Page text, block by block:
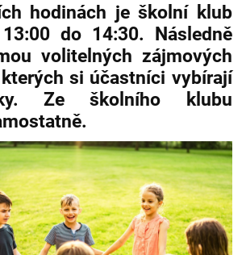
hodinách je školní klub
do 14:30. Následně
volitelných zájmových
si účastníci vybírají
Ze školního klubu